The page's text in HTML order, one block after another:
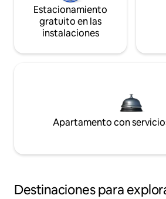
Estacionamiento
gratuito en las
instalaciones
Apartamento con
Destinaciones para